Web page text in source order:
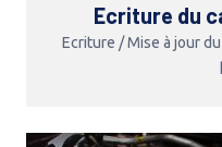
Ecriture du
Ecriture / Mise à jour